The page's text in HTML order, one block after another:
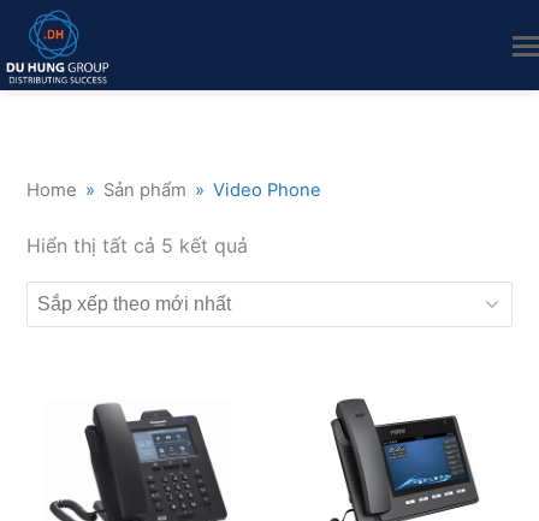
Home » Sản phẩm » Video Phone
Hiển thị tất cả 5 kết quả
sắp
xếp